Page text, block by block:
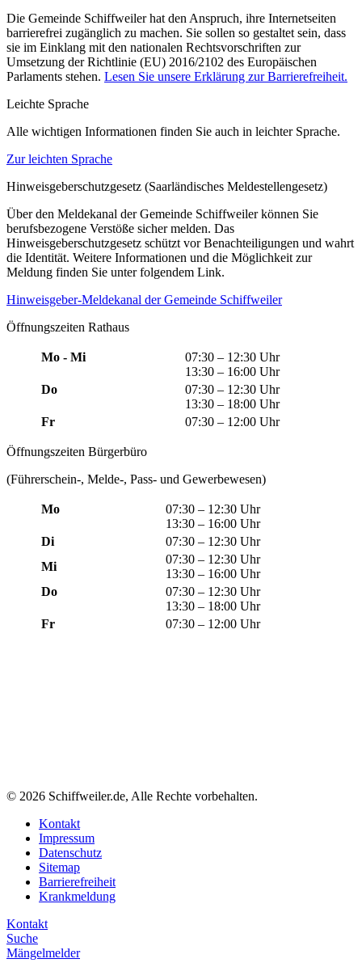
Die Gemeinde Schiffweiler hat den Anspruch, ihre Internetseiten
barrierefrei zugänglich zu machen. Sie sollen so gestaltet sein, dass
sie im Einklang mit den nationalen Rechtsvorschriften zur
Umsetzung der Richtlinie (EU) 2016/2102 des Europäischen
Parlaments stehen. Lesen Sie unsere Erklärung zur Barrierefreiheit.
Leichte Sprache
Alle wichtigen Informationen finden Sie auch in leichter Sprache.
Zur leichten Sprache
Hinweisgeberschutzgesetz (Saarländisches Meldestellengesetz)
Über den Meldekanal der Gemeinde Schiffweiler können Sie
berufsbezogene Verstöße sicher melden. Das
Hinweisgeberschutzgesetz schützt vor Benachteiligungen und wahrt
die Identität. Weitere Informationen und die Möglichkeit zur
Meldung finden Sie unter folgendem Link.
Hinweisgeber-Meldekanal der Gemeinde Schiffweiler
Öffnungszeiten Rathaus
Mo - Mi
07:30 – 12:30 Uhr
13:30 – 16:00 Uhr
Do
07:30 – 12:30 Uhr
13:30 – 18:00 Uhr
Fr
07:30 – 12:00 Uhr
Öffnungszeiten Bürgerbüro
(Führerschein-, Melde-, Pass- und Gewerbewesen)
Mo
07:30 – 12:30 Uhr
13:30 – 16:00 Uhr
Di
07:30 – 12:30 Uhr
Mi
07:30 – 12:30 Uhr
13:30 – 16:00 Uhr
Do
07:30 – 12:30 Uhr
13:30 – 18:00 Uhr
Fr
07:30 – 12:00 Uhr
© 2026 Schiffweiler.de, Alle Rechte vorbehalten.
Kontakt
Impressum
Datenschutz
Sitemap
Barrierefreiheit
Krankmeldung
Kontakt
Suche
Mängelmelder